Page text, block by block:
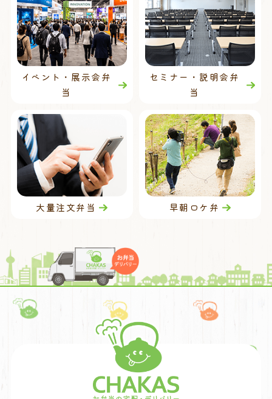
イベント・展示会弁
当
セミナー・説明会弁
当
大量注文弁当 早朝ロケ弁